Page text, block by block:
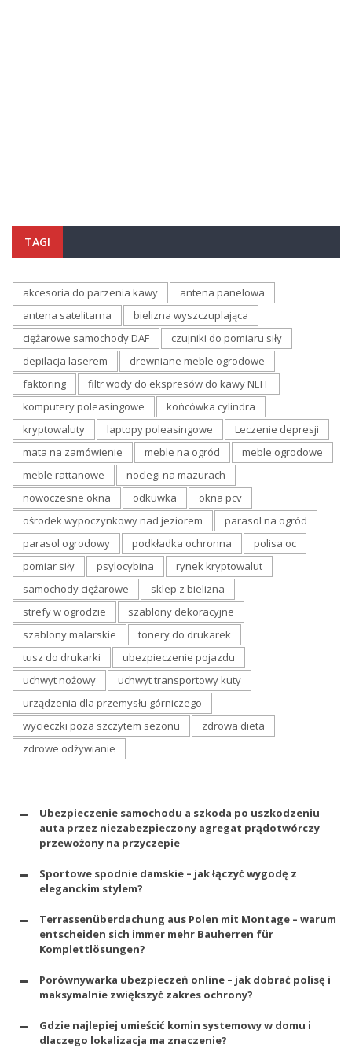
TAGI
akcesoria do parzenia kawy
antena panelowa
antena satelitarna
bielizna wyszczuplająca
ciężarowe samochody DAF
czujniki do pomiaru siły
depilacja laserem
drewniane meble ogrodowe
faktoring
filtr wody do ekspresów do kawy NEFF
komputery poleasingowe
końcówka cylindra
kryptowaluty
laptopy poleasingowe
Leczenie depresji
mata na zamówienie
meble na ogród
meble ogrodowe
meble rattanowe
noclegi na mazurach
nowoczesne okna
odkuwka
okna pcv
ośrodek wypoczynkowy nad jeziorem
parasol na ogród
parasol ogrodowy
podkładka ochronna
polisa oc
pomiar siły
psylocybina
rynek kryptowalut
samochody ciężarowe
sklep z bielizna
strefy w ogrodzie
szablony dekoracyjne
szablony malarskie
tonery do drukarek
tusz do drukarki
ubezpieczenie pojazdu
uchwyt nożowy
uchwyt transportowy kuty
urządzenia dla przemysłu górniczego
wycieczki poza szczytem sezonu
zdrowa dieta
zdrowe odżywianie
Ubezpieczenie samochodu a szkoda po uszkodzeniu
auta przez niezabezpieczony agregat prądotwórczy
przewożony na przyczepie
Sportowe spodnie damskie – jak łączyć wygodę z
eleganckim stylem?
Terrassenüberdachung aus Polen mit Montage – warum
entscheiden sich immer mehr Bauherren für
Komplettlösungen?
Porównywarka ubezpieczeń online – jak dobrać polisę i
maksymalnie zwiększyć zakres ochrony?
Gdzie najlepiej umieścić komin systemowy w domu i
dlaczego lokalizacja ma znaczenie?